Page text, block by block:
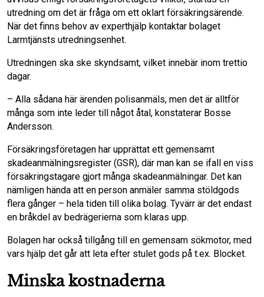
utredning om det är fråga om ett oklart försäkringsärende.
När det finns behov av experthjälp kontaktar bolaget
Larmtjänsts utredningsenhet.
Utredningen ska ske skyndsamt, vilket innebär inom trettio
dagar.
– Alla sådana här ärenden polisanmäls, men det är alltför
många som inte leder till något åtal, konstaterar Bosse
Andersson.
Försäkringsföretagen har upprättat ett gemensamt
skadeanmälningsregister (GSR), där man kan se ifall en viss
försäkringstagare gjort många skadeanmälningar. Det kan
nämligen hända att en person anmäler samma stöldgods
flera gånger – hela tiden till olika bolag. Tyvärr är det endast
en bråkdel av bedrägerierna som klaras upp.
Bolagen har också tillgång till en gemensam sökmotor, med
vars hjälp det går att leta efter stulet gods på t.ex. Blocket.
Minska kostnaderna